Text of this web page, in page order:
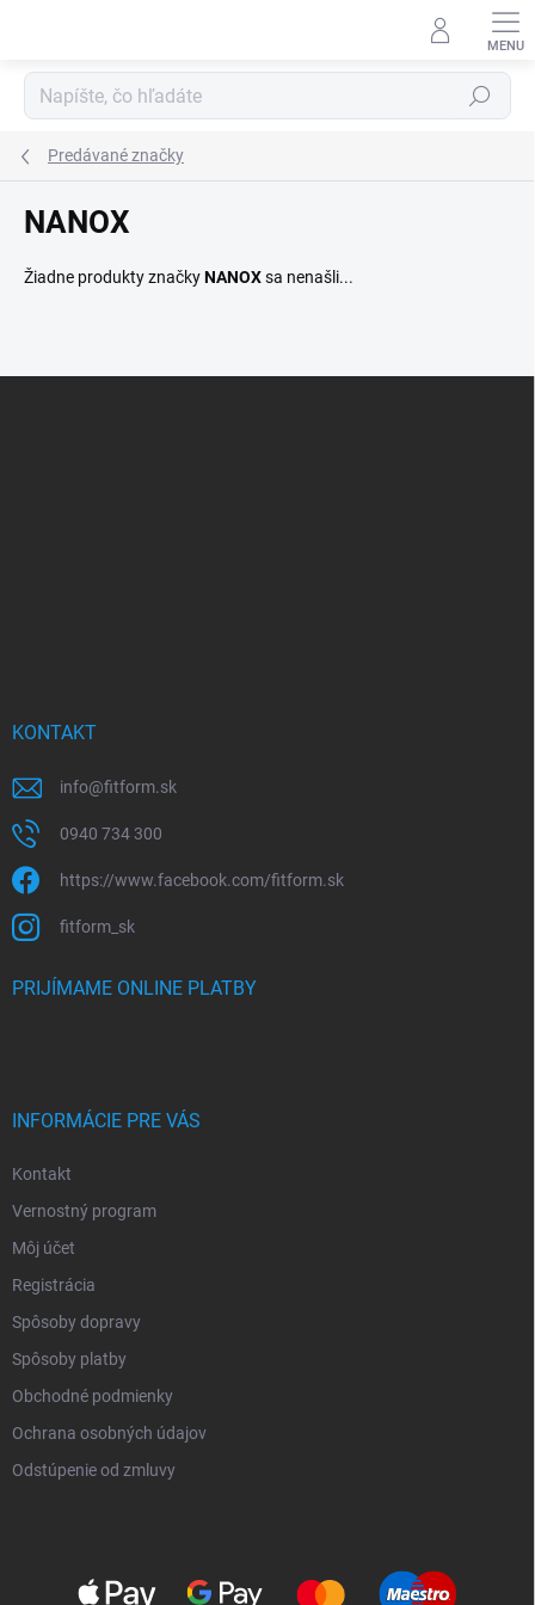
Hľadať
Predávané značky
NANOX
Žiadne produkty značkyNANOXsa nenašli...
KONTAKT
info@fitform.sk
0940 734 300
https://www.facebook.com/fitform.sk
fitform_sk
PRIJÍMAME ONLINE PLATBY
INFORMÁCIE PRE VÁS
Kontakt
Vernostný program
Môj účet
Registrácia
Spôsoby dopravy
Spôsoby platby
Obchodné podmienky
Ochrana osobných údajov
Odstúpenie od zmluvy